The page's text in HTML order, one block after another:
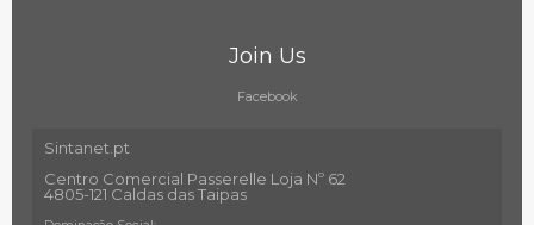
Join Us
Facebook
Sintanet.pt
Centro Comercial Passerelle Loja Nº 62
4805-121 Caldas das Taipas